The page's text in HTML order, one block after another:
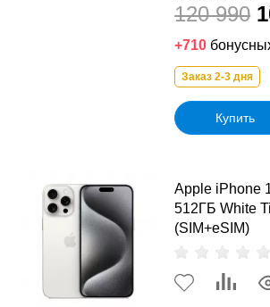
120 990
+710
Заказ 2-3 дня
Купить
Apple iPhone
512ГБ White
(SIM+eSIM)